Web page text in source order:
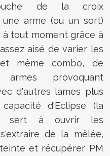
de la croix
arme (ou un sort)
tout moment grâce à
aisé de varier les
même combo, de
provoquant
d'autres lames plus
d'Eclipse (la
sert à ouvrir les
de la mêlée,
et récupérer PM